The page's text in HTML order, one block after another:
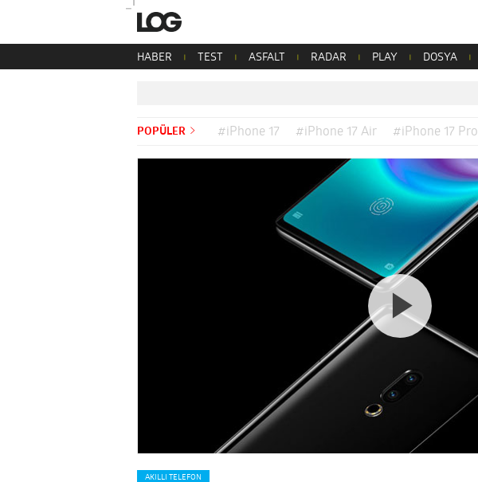
HABER TEST ASFALT RADAR PLAY DOSYA
POPÜLER #iPhone 17 #iPhone 17 Air #iPhone 17 Pro
AKILLI TELEFON